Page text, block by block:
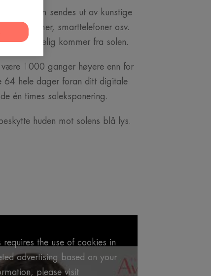
lyset som sendes ut av kunstige
smarttelefoner osv.
hovedsakelig kommer fra solen.
være 1000 ganger høyere enn for
64 hele dager foran ditt digitale
én times soleksponering.
huden mot solens blå lys.
requires the use of cookies in
advertising based on your
please visit